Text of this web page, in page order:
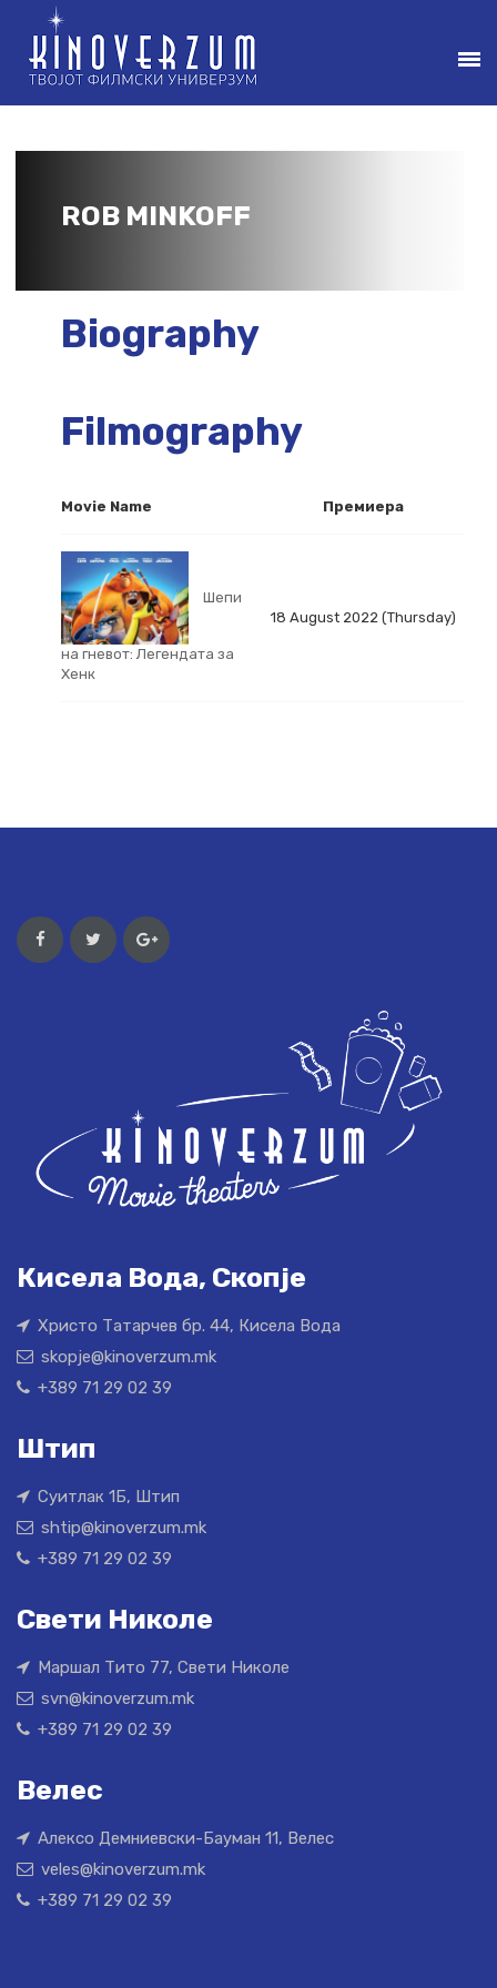
ROB MINKOFF
Biography
Filmography
Movie Name Премиера
Шепи
на гневот: Легендата за
Хенк
18 August 2022 (Thursday)
Кисела Вода, Скопје
Христо Татарчев бр. 44, Кисела Вода
skopje@kinoverzum.mk
+389 71 29 02 39
Штип
Суитлак 1Б, Штип
shtip@kinoverzum.mk
+389 71 29 02 39
Свети Николе
Маршал Тито 77, Свети Николе
svn@kinoverzum.mk
+389 71 29 02 39
Велес
Алексо Демниевски-Бауман 11, Велес
veles@kinoverzum.mk
+389 71 29 02 39